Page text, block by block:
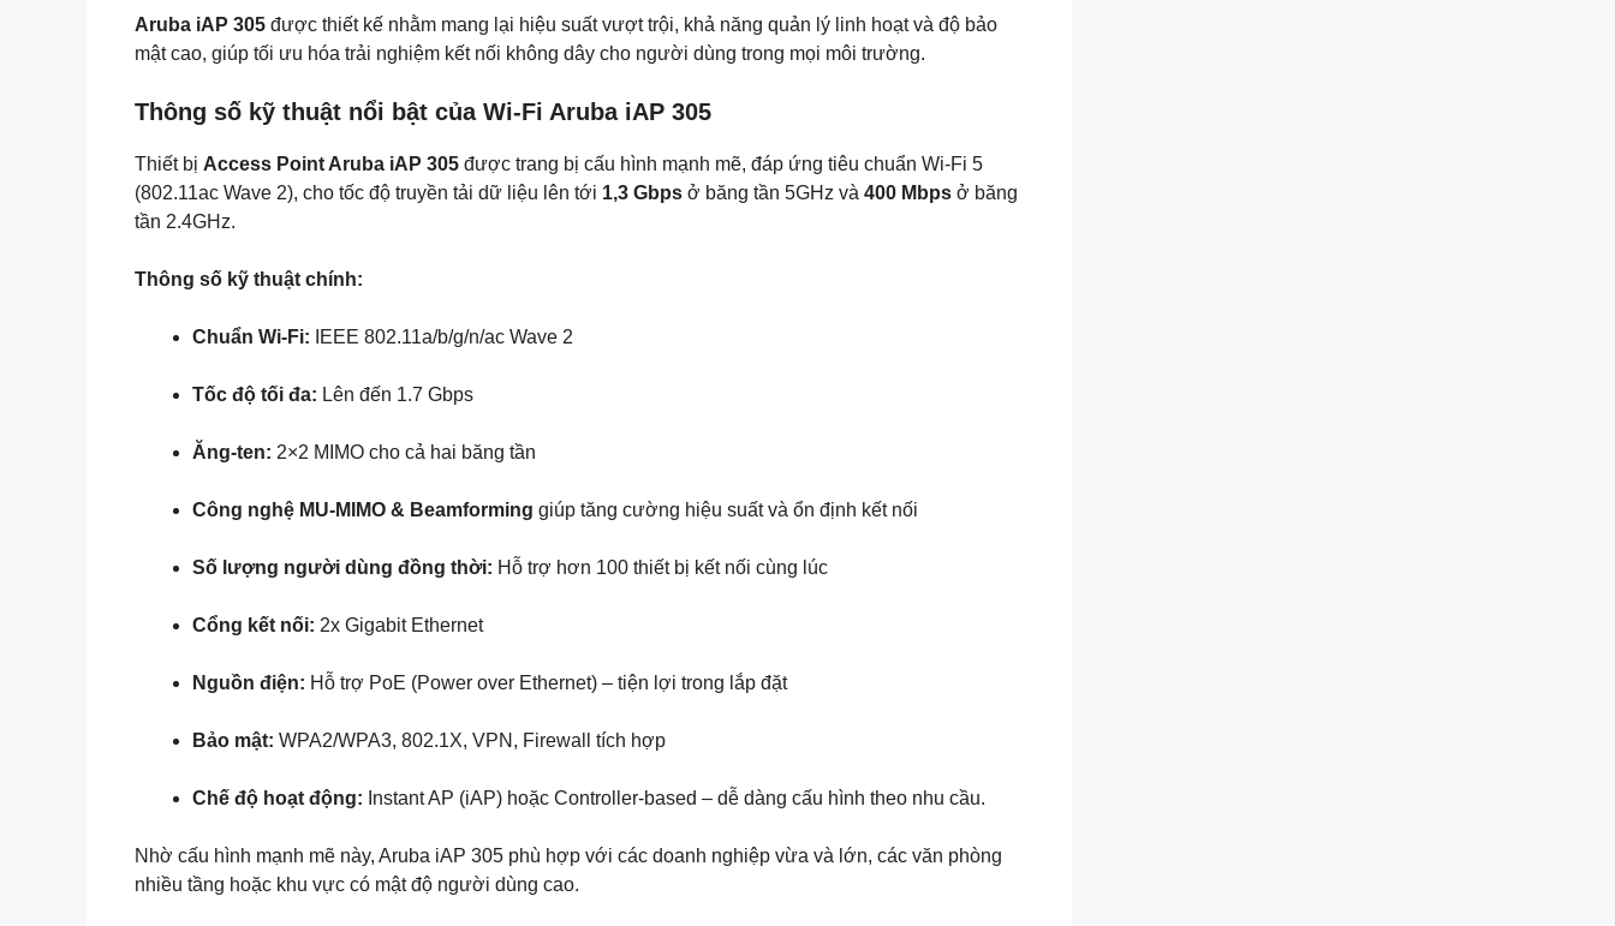
Aruba iAP 305 được thiết kế nhằm mang lại hiệu suất vượt trội, khả năng quản lý linh hoạt và độ bảo
mật cao, giúp tối ưu hóa trải nghiệm kết nối không dây cho người dùng trong mọi môi trường.
Thông số kỹ thuật nổi bật của Wi-Fi Aruba iAP 305
Thiết bị Access Point Aruba iAP 305 được trang bị cấu hình mạnh mẽ, đáp ứng tiêu chuẩn Wi-Fi 5
(802.11ac Wave 2), cho tốc độ truyền tải dữ liệu lên tới 1,3 Gbps ở băng tần 5GHz và 400 Mbps ở băng
tần 2.4GHz.
Thông số kỹ thuật chính:
Chuẩn Wi-Fi: IEEE 802.11a/b/g/n/ac Wave 2
Tốc độ tối đa: Lên đến 1.7 Gbps
Ăng-ten: 2×2 MIMO cho cả hai băng tần
Công nghệ MU-MIMO & Beamforming giúp tăng cường hiệu suất và ổn định kết nối
Số lượng người dùng đồng thời: Hỗ trợ hơn 100 thiết bị kết nối cùng lúc
Cổng kết nối: 2x Gigabit Ethernet
Nguồn điện: Hỗ trợ PoE (Power over Ethernet) – tiện lợi trong lắp đặt
Bảo mật: WPA2/WPA3, 802.1X, VPN, Firewall tích hợp
Chế độ hoạt động: Instant AP (iAP) hoặc Controller-based – dễ dàng cấu hình theo nhu cầu.
Nhờ cấu hình mạnh mẽ này, Aruba iAP 305 phù hợp với các doanh nghiệp vừa và lớn, các văn phòng
nhiều tầng hoặc khu vực có mật độ người dùng cao.